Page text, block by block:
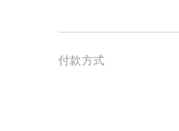
付款方式